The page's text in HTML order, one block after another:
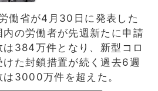
働省が4月30日に発表した
の労働者が先週新たに申請
は384万件となり、新型コロ
た封鎖措置が続く過去6週
3000万件を超えた。